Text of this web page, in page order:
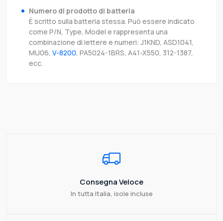
Numero di prodotto di batteria
È scritto sulla batteria stessa. Può essere indicato
come P/N, Type, Model e rappresenta una
combinazione di lettere e numeri: J1KND, ASD1041,
MU06, V-8200, PA5024-1BRS, A41-X550, 312-1387,
ecc.
Consegna Veloce
In tutta Italia, isole incluse